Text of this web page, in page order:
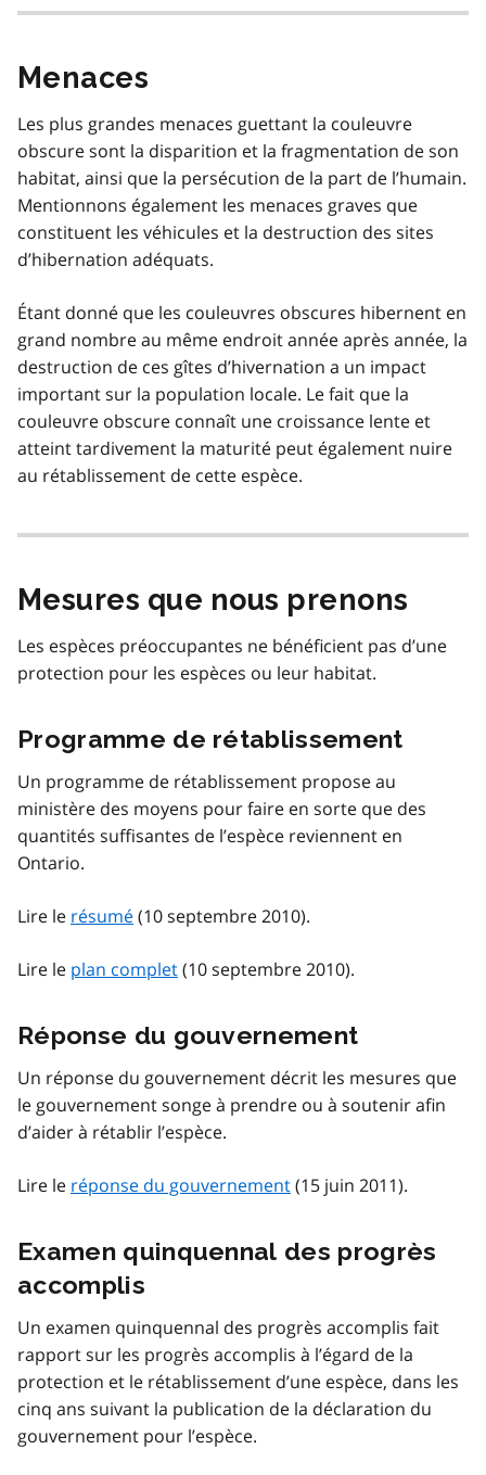
Menaces
Les plus grandes menaces guettant la couleuvre
obscure sont la disparition et la fragmentation de son
habitat, ainsi que la persécution de la part de l’humain.
Mentionnons également les menaces graves que
constituent les véhicules et la destruction des sites
d’hibernation adéquats.
Étant donné que les couleuvres obscures hibernent en
grand nombre au même endroit année après année, la
destruction de ces gîtes d’hivernation a un impact
important sur la population locale. Le fait que la
couleuvre obscure connaît une croissance lente et
atteint tardivement la maturité peut également nuire
au rétablissement de cette espèce.
Mesures que nous prenons
Les espèces préoccupantes ne bénéficient pas d’une
protection pour les espèces ou leur habitat.
Programme de rétablissement
Un programme de rétablissement propose au
ministère des moyens pour faire en sorte que des
quantités suffisantes de l’espèce reviennent en
Ontario.
Lire le résumé(10 septembre 2010).
Lire le plan complet(10 septembre 2010).
Réponse du gouvernement
Un réponse du gouvernement décrit les mesures que
le gouvernement songe à prendre ou à soutenir afin
d’aider à rétablir l’espèce.
Lire le réponse du gouvernement(15 juin 2011).
Examen quinquennal des progrès
accomplis
Un examen quinquennal des progrès accomplis fait
rapport sur les progrès accomplis à l’égard de la
protection et le rétablissement d’une espèce, dans les
cinq ans suivant la publication de la déclaration du
gouvernement pour l’espèce.